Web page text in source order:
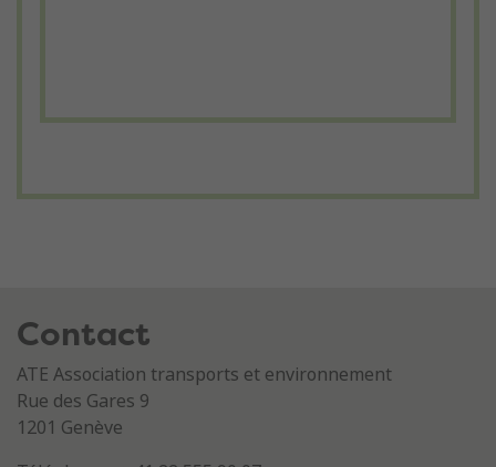
Contact
ATE Association transports et environnement
Rue des Gares 9
1201 Genève